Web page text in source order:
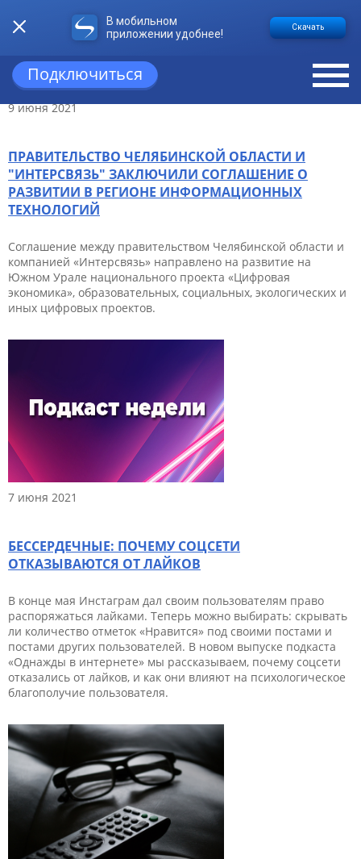
В мобильном
приложении удобнее!
Скачать
Подключиться
НОВОСТИ
9 июня 2021
ПРАВИТЕЛЬСТВО ЧЕЛЯБИНСКОЙ ОБЛАСТИ И
"ИНТЕРСВЯЗЬ" ЗАКЛЮЧИЛИ СОГЛАШЕНИЕ О
РАЗВИТИИ В РЕГИОНЕ ИНФОРМАЦИОННЫХ
ТЕХНОЛОГИЙ
Соглашение между правительством Челябинской области и
компанией «Интерсвязь» направлено на развитие на
Южном Урале национального проекта «Цифровая
экономика», образовательных, социальных, экологических и
иных цифровых проектов.
7 июня 2021
БЕССЕРДЕЧНЫЕ: ПОЧЕМУ СОЦСЕТИ
ОТКАЗЫВАЮТСЯ ОТ ЛАЙКОВ
В конце мая Инстаграм дал своим пользователям право
распоряжаться лайками. Теперь можно выбирать: скрывать
ли количество отметок «Нравится» под своими постами и
постами других пользователей. В новом выпуске подкаста
«Однажды в интернете» мы рассказываем, почему соцсети
отказались от лайков, и как они влияют на психологическое
благополучие пользователя.